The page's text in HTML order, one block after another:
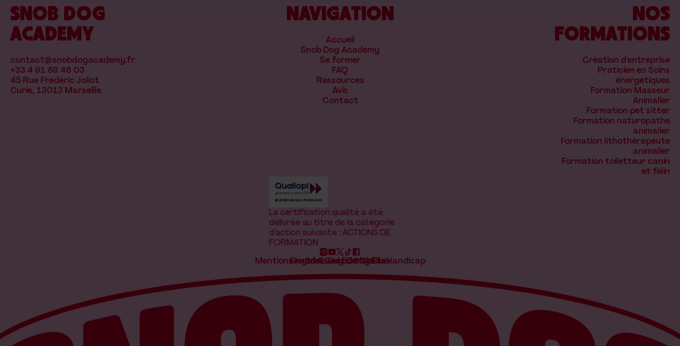
SNOB DOG
ACADEMY
contact@snobdogacademy.fr
+33 4 91 89 46 03
45 Rue Frédéric Joliot
Curie, 13013 Marseille
NAVIGATION
Accueil
Snob Dog Academy
Se former
FAQ
Ressources
Avis
Contact
NOS
FORMATIONS
Création d'entreprise
Praticien en Soins
énergétiques
Formation Masseur
Animalier
Formation pet sitter
Formation naturopathe
animalier
Formation lithothérapeute
animalier
Formation toiletteur canin
et félin
La certification qualité a été
délivrée au titre de la catégorie
d’action suivante : ACTIONS DE
FORMATION
Snob Dog ©2026
Mentions légalesConfidentialitéHandicap
Brand & website by Elias